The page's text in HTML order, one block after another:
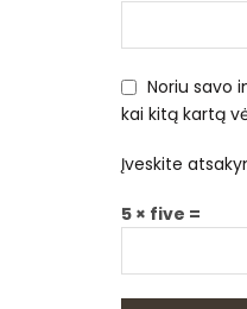
Noriu savo
kai kitą kartą
Įveskite
5 × five =